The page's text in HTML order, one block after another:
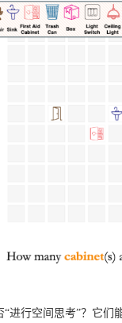
进行空间思考”？它